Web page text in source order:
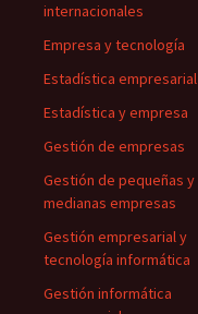
internacionales
Empresa y tecnología
Estadística empresarial
Estadística y empresa
Gestión de empresas
Gestión de pequeñas y
medianas empresas
Gestión empresarial y
tecnología informática
Gestión informática